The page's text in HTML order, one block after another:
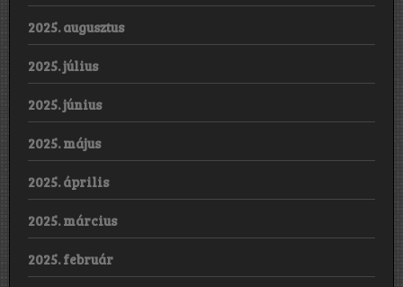
2025. augusztus
2025. július
2025. június
2025. május
2025. április
2025. március
2025. február